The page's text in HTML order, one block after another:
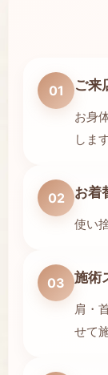
01 ご来
お身
します
02 お着
使い
03 施術
肩・
せて